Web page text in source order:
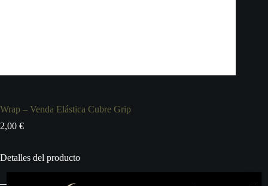
Wrap – Venda Elástica Cubre Grip
2,00 €
Detalles del producto